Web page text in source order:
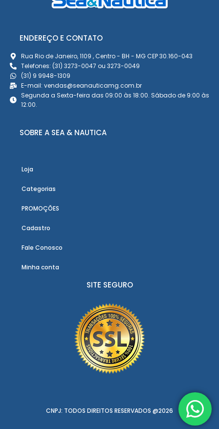
ENDEREÇO E CONTATO
Rua Rio de Janeiro, 1109 , Centro - BH - MG CEP 30.160-043
Telefones: (31) 3273-0047 ou 3273-0049
(31) 9 9948-1309
E-mail: vendas@seanauticamg.com.br
Segunda a Sexta-feira das 09:00 às 18:00. Sábado de 9:00 às
12:00.
SOBRE A SEA & NAUTICA
Loja
Categorias
PROMOÇÕES
Cadastro
Fale Conosco
Minha conta
SITE SEGURO
CNPJ: TODOS DIREITOS RESERVADOS @2026